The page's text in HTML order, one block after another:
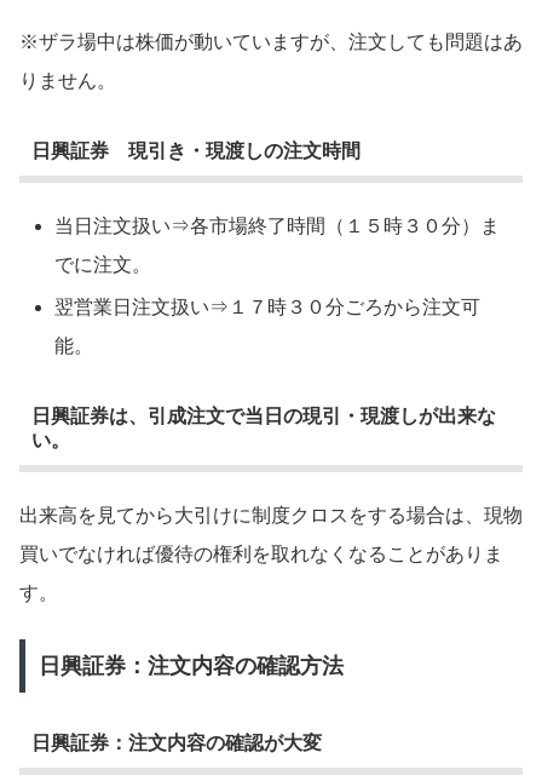
※ザラ場中は株価が動いていますが、注文しても問題はあ
りません。
日興証券 現引き・現渡しの注文時間
当日注文扱い⇒各市場終了時間（１５時３０分）ま
でに注文。
翌営業日注文扱い⇒１７時３０分ごろから注文可
能。
日興証券は、引成注文で当日の現引・現渡しが出来な
い。
出来高を見てから大引けに制度クロスをする場合は、現物
買いでなければ優待の権利を取れなくなることがありま
す。
日興証券：注文内容の確認方法
日興証券：注文内容の確認が大変